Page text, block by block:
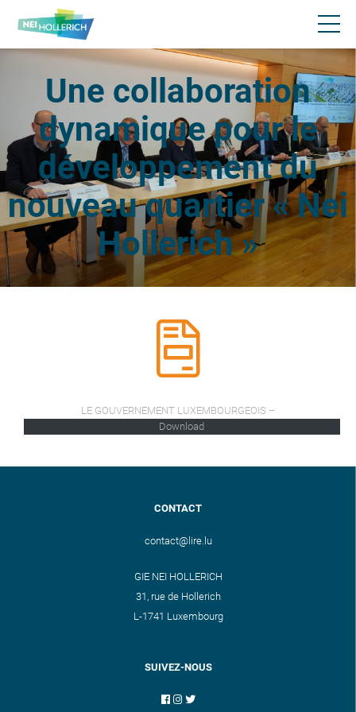
Une collaboration
dynamique pour le
développement du
nouveau quartier « Nei
Hollerich »
LE GOUVERNEMENT LUXEMBOURGEOIS –
Download
CONTACT
contact@lire.lu
GIE NEI HOLLERICH
31, rue de Hollerich
L-1741 Luxembourg
SUIVEZ-NOUS